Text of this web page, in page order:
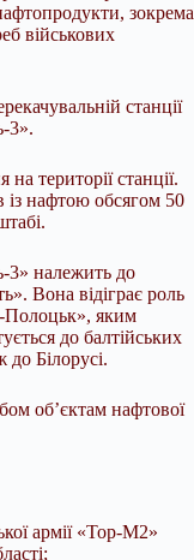
зокрема
вiйськових
станцiї
3».
на територiї станцiї.
iз нафтою обсягом 50
3» належить до
Вона вiдiграє роль
Полоцьк», яким
до балтійських
Білорусі.
об’єктам нафтової
армії «Тор-М2»